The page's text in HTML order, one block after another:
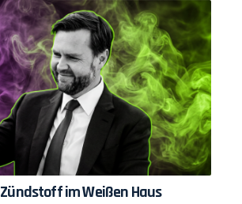
Zündstoff im Weißen Haus